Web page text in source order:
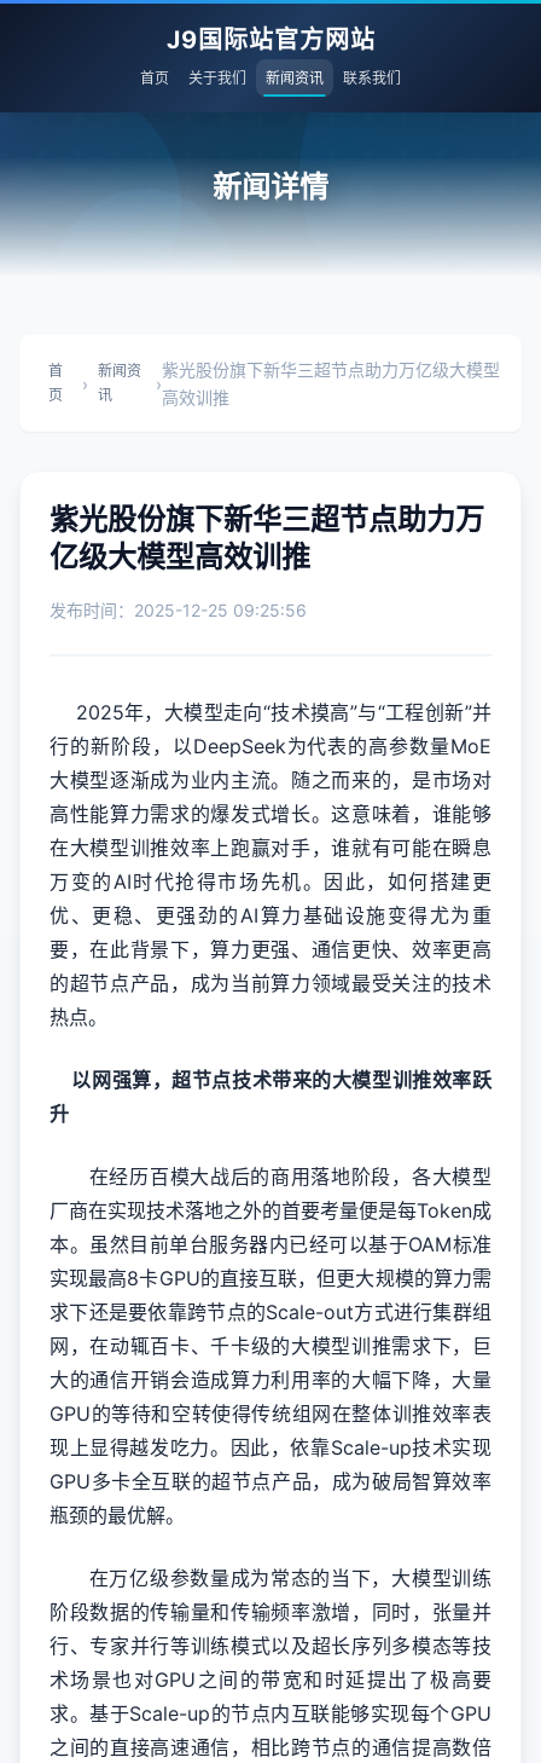
J9国际站官方网站
首页 关于我们 新闻资讯 联系我们
新闻详情
首
页
›
新闻资
讯
›
紫光股份旗下新华三超节点助力万亿级大模型
高效训推
紫光股份旗下新华三超节点助力万
亿级大模型高效训推
发布时间：2025-12-25 09:25:56
2025年，大模型走向“技术摸高”与“工程创新”并
行的新阶段，以DeepSeek为代表的高参数量MoE
大模型逐渐成为业内主流。随之而来的，是市场对
高性能算力需求的爆发式增长。这意味着，谁能够
在大模型训推效率上跑赢对手，谁就有可能在瞬息
万变的AI时代抢得市场先机。因此，如何搭建更
优、更稳、更强劲的AI算力基础设施变得尤为重
要，在此背景下，算力更强、通信更快、效率更高
的超节点产品，成为当前算力领域最受关注的技术
热点。
以网强算，超节点技术带来的大模型训推效率跃
升
在经历百模大战后的商用落地阶段，各大模型
厂商在实现技术落地之外的首要考量便是每Token成
本。虽然目前单台服务器内已经可以基于OAM标准
实现最高8卡GPU的直接互联，但更大规模的算力需
求下还是要依靠跨节点的Scale-out方式进行集群组
网，在动辄百卡、千卡级的大模型训推需求下，巨
大的通信开销会造成算力利用率的大幅下降，大量
GPU的等待和空转使得传统组网在整体训推效率表
现上显得越发吃力。因此，依靠Scale-up技术实现
GPU多卡全互联的超节点产品，成为破局智算效率
瓶颈的最优解。
在万亿级参数量成为常态的当下，大模型训练
阶段数据的传输量和传输频率激增，同时，张量并
行、专家并行等训练模式以及超长序列多模态等技
术场景也对GPU之间的带宽和时延提出了极高要
求。基于Scale-up的节点内互联能够实现每个GPU
之间的直接高速通信，相比跨节点的通信提高数倍